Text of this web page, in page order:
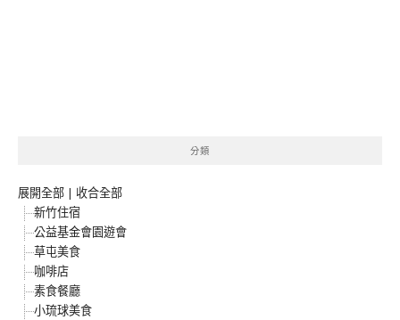
分類
展開全部 | 收合全部
新竹住宿
公益基金會園遊會
草屯美食
咖啡店
素食餐廳
小琉球美食